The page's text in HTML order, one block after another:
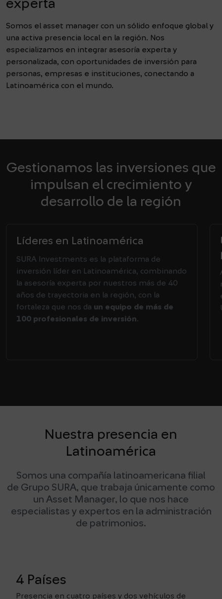
experta
Somos el asset manager con un sólido enfoque global y
una activa presencia local en la región. Nos
especializamos en integrar asesoría experta y
personalizada, con oportunidades de inversión para
personas, empresas e instituciones, conectando a
Latinoamérica con el mundo.
Gestionamos las inversiones que
impulsan el crecimiento y
desarrollo de la región
Líderes en Latinoamérica
SURA Investments es la plataforma de
inversión líder en Latinoamérica, combinando
la asesoría experta por nuestros más de 40
años de trayectoria en la región, con la
fortaleza que nos da un equipo de más de
100 profesionales de inversión.
Nuestra presencia en
Latinoamérica
Somos una compañía latinoamericana filial
de Grupo SURA, que trabaja únicamente como
un Asset Manager, lo que nos hace
especialistas y expertos en la administración
de patrimonios.
4 Países
Presencia en cuatro países y dos vehículos de